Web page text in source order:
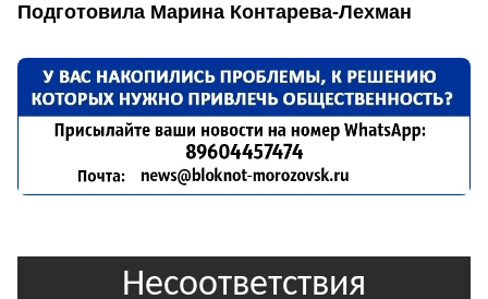
Подготовила Марина Контарева-Лехман